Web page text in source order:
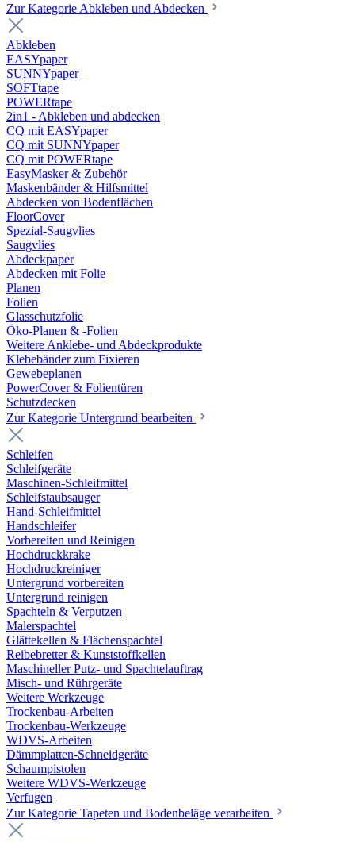
Zur Kategorie Abkleben und Abdecken
Abkleben
EASYpaper
SUNNYpaper
SOFTtape
POWERtape
2in1 - Abkleben und abdecken
CQ mit EASYpaper
CQ mit SUNNYpaper
CQ mit POWERtape
EasyMasker & Zubehör
Maskenbänder & Hilfsmittel
Abdecken von Bodenflächen
FloorCover
Spezial-Saugvlies
Saugvlies
Abdeckpaper
Abdecken mit Folie
Planen
Folien
Glasschutzfolie
Öko-Planen & -Folien
Weitere Anklebe- und Abdeckprodukte
Klebebänder zum Fixieren
Gewebeplanen
PowerCover & Folientüren
Schutzdecken
Zur Kategorie Untergrund bearbeiten
Schleifen
Schleifgeräte
Maschinen-Schleifmittel
Schleifstaubsauger
Hand-Schleifmittel
Handschleifer
Vorbereiten und Reinigen
Hochdruckkrake
Hochdruckreiniger
Untergrund vorbereiten
Untergrund reinigen
Spachteln & Verputzen
Malerspachtel
Glättekellen & Flächenspachtel
Reibebretter & Kunststoffkellen
Maschineller Putz- und Spachtelauftrag
Misch- und Rührgeräte
Weitere Werkzeuge
Trockenbau-Arbeiten
Trockenbau-Werkzeuge
WDVS-Arbeiten
Dämmplatten-Schneidgeräte
Schaumpistolen
Weitere WDVS-Werkzeuge
Verfugen
Zur Kategorie Tapeten und Bodenbeläge verarbeiten